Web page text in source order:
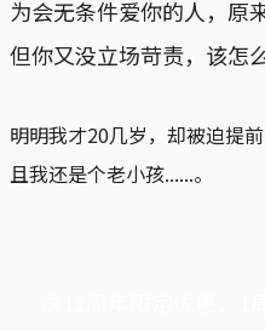
为会无条件爱你的人，原
但你又没立场苛责，该怎
明明我才20几岁，却被迫提
且我还是个老小孩......。